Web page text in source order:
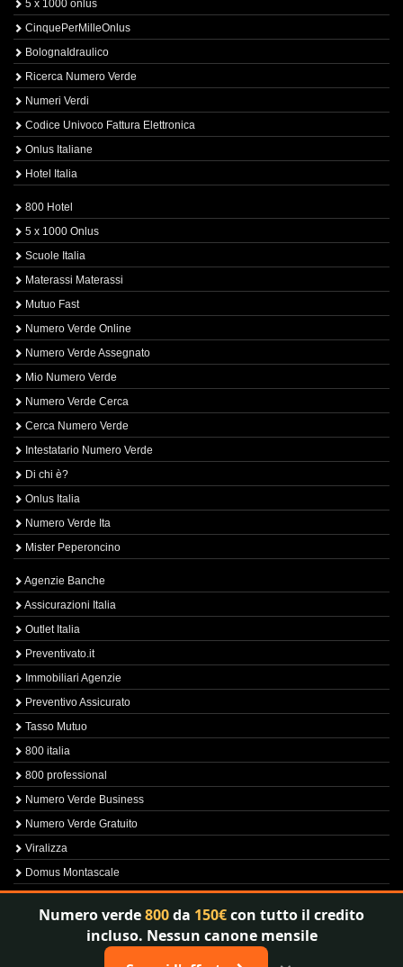
5 x 1000 onlus
CinquePerMilleOnlus
BolognaIdraulico
Ricerca Numero Verde
Numeri Verdi
Codice Univoco Fattura Elettronica
Onlus Italiane
Hotel Italia
800 Hotel
5 x 1000 Onlus
Scuole Italia
Materassi Materassi
Mutuo Fast
Numero Verde Online
Numero Verde Assegnato
Mio Numero Verde
Numero Verde Cerca
Cerca Numero Verde
Intestatario Numero Verde
Di chi è?
Onlus Italia
Numero Verde Ita
Mister Peperoncino
Agenzie Banche
Assicurazioni Italia
Outlet Italia
Preventivato.it
Immobiliari Agenzie
Preventivo Assicurato
Tasso Mutuo
800 italia
800 professional
Numero Verde Business
Numero Verde Gratuito
Viralizza
Domus Montascale
Sprint800
Verfica Numero Verde
Numero verde800da 150€con tutto il credito
incluso. Nessun canone mensile